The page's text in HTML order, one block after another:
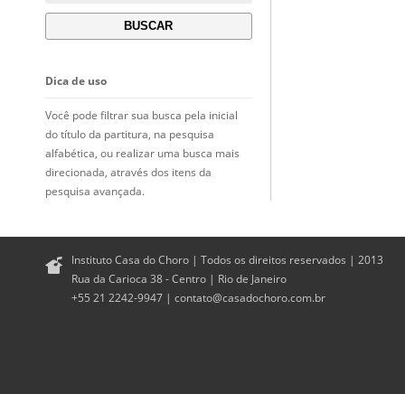
Dica de uso
Você pode filtrar sua busca pela inicial
do título da partitura, na pesquisa
alfabética, ou realizar uma busca mais
direcionada, através dos itens da
pesquisa avançada.
Instituto Casa do Choro | Todos os direitos reservados | 2013
Rua da Carioca 38 - Centro | Rio de Janeiro
+55 21 2242-9947 | contato@casadochoro.com.br